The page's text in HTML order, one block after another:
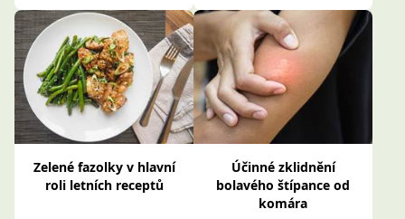
Zelené fazolky v hlavní
roli letních receptů
Účinné zklidnění
bolavého štípance od
komára